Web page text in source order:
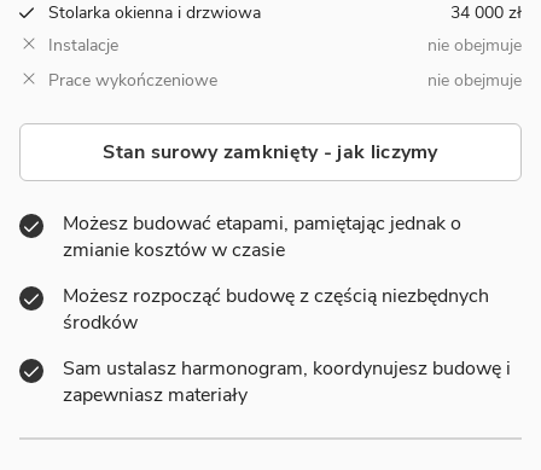
Stolarka okienna i drzwiowa
34 000 zł
Instalacje
nie obejmuje
Prace wykończeniowe
nie obejmuje
Stan surowy zamknięty - jak liczymy
Możesz budować etapami, pamiętając jednak o
zmianie kosztów w czasie
Możesz rozpocząć budowę z częścią niezbędnych
środków
Sam ustalasz harmonogram, koordynujesz budowę i
zapewniasz materiały